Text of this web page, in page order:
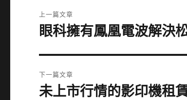
章
上一篇文章
上
篇
文
章:
眼科擁有鳳凰電波解決
下一篇文章
下
未上市行情的影印機租